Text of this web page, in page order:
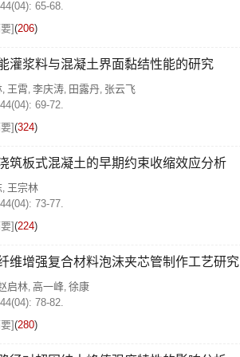
65-68.
](206)
灌浆料与混凝土界面黏结性能的研究
, 王霄, 李庆涛, 田露丹, 张云飞
69-72.
](324)
筑板式混凝土的早期约束收缩效应分析
, 王宗林
73-77.
](224)
维增强复合材料泡沫夹芯管制作工艺研究
启林, 高一峰, 徐康
78-82.
](280)